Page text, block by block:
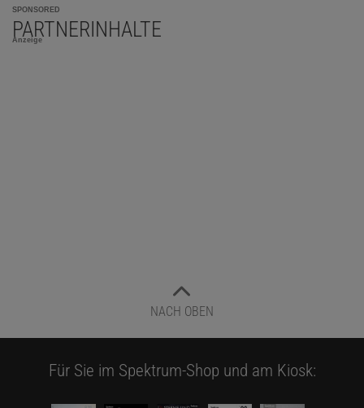
SPONSORED
PARTNERINHALTE
Anzeige
NACH OBEN
Für Sie im Spektrum-Shop und am Kiosk: